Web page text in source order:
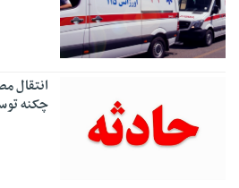
انتقال
چکنه